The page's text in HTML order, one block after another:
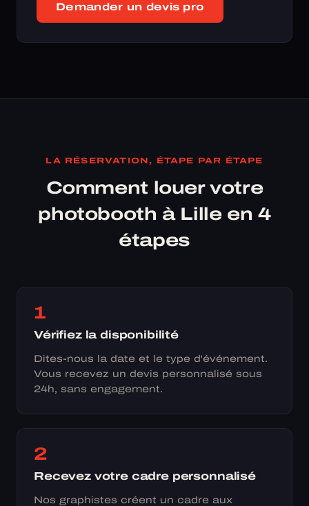
Demander un devis pro
LA RÉSERVATION, ÉTAPE PAR ÉTAPE
Comment louer votre
photobooth à Lille en 4
étapes
1
Vérifiez la disponibilité
Dites-nous la date et le type d'événement.
Vous recevez un devis personnalisé sous
24h, sans engagement.
2
Recevez votre cadre personnalisé
Nos graphistes créent un cadre aux